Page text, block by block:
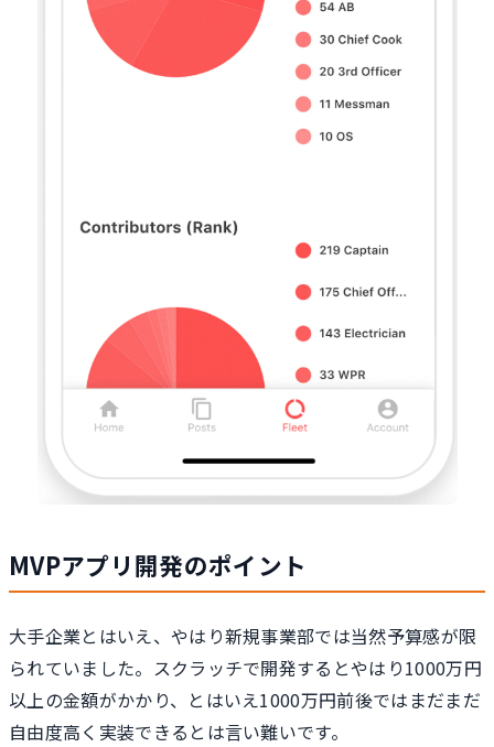
MVPアプリ開発のポイント
大手企業とはいえ、やはり新規事業部では当然予算感が限
られていました。スクラッチで開発するとやはり1000万円
以上の金額がかかり、とはいえ1000万円前後ではまだまだ
自由度高く実装できるとは言い難いです。